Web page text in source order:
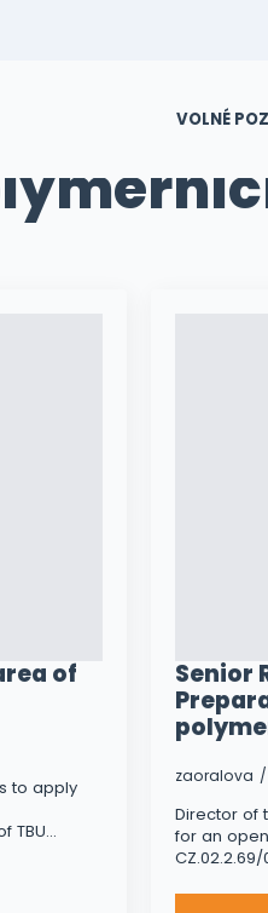
VOLNÉ
of
to apply
TBU…
Senior
zaoralova
Director of
for an open